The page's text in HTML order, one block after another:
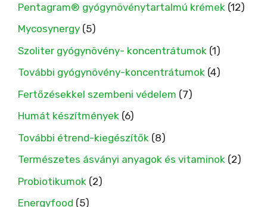
Pentagram® gyógynövénytartalmú krémek (12)
Mycosynergy (5)
Szoliter gyógynövény- koncentrátumok (1)
További gyógynövény-koncentrátumok (4)
Fertőzésekkel szembeni védelem (7)
Humát készítmények (6)
További étrend-kiegészítők (8)
Természetes ásványi anyagok és vitaminok (2)
Probiotikumok (2)
Energyfood (5)